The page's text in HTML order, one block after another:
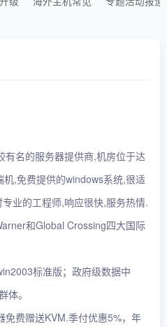
名的服务器提供商,机房位于达
,免费提供的windows系统,很适
业的工程师,响应很快,服务热情.
和Global Crossing四大国际
标准版；政府级数据中
体。
费赠送KVM.季付优惠5%，年